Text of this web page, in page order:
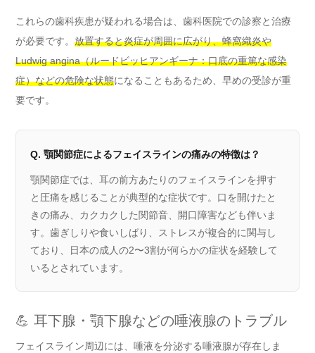
これらの歯科疾患が疑われる場合は、歯科医院での診察と治療
が必要です。 放置すると炎症が周囲に広がり、蜂窩織炎や
Ludwig angina（ルードビッヒアンギーナ：口底の重篤な感染
症）などの危険な状態になることもあるため、早めの受診が重
要です。
Q. 顎関節症によるフェイスラインの痛みの特徴は？
顎関節症では、耳の前方あたりのフェイスラインを押す
と圧痛を感じることが典型的な症状です。口を開けたと
きの痛み、カクカクした関節音、開口障害なども伴いま
す。歯ぎしりや食いしばり、ストレスが複合的に関与し
ており、日本の成人の2〜3割が何らかの症状を経験して
いるとされています。
💪 耳下腺・顎下腺などの唾液腺のトラブル
フェイスライン周辺には、唾液を分泌する唾液腺が存在しま